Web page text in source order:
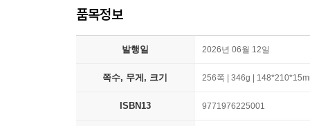
품목정보
발행일 2026년 06월 12일
쪽수, 무게, 크기 256쪽 | 346g |
ISBN13 9771976225001